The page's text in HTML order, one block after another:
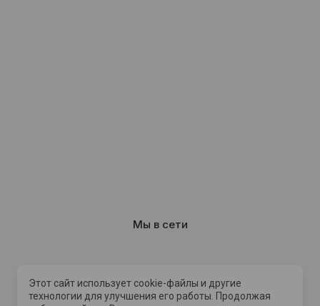
Мы в сети
Способы оплат
Этот сайт использует cookie-файлы и другие
технологии для улучшения его работы. Продолжая